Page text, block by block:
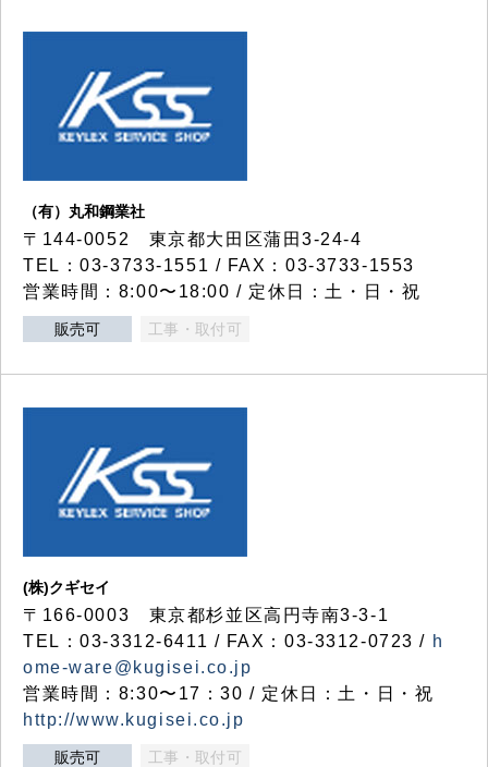
（有）丸和鋼業社
〒144-0052 東京都大田区蒲田3-24-4
TEL：03-3733-1551 / FAX：03-3733-1553
営業時間：8:00〜18:00 / 定休日：土・日・祝
販売可 工事・取付可
(株)クギセイ
〒166-0003 東京都杉並区高円寺南3-3-1
TEL：03-3312-6411 / FAX：03-3312-0723 / h
ome-ware@kugisei.co.jp
営業時間：8:30〜17：30 / 定休日：土・日・祝
http://www.kugisei.co.jp
販売可 工事・取付可